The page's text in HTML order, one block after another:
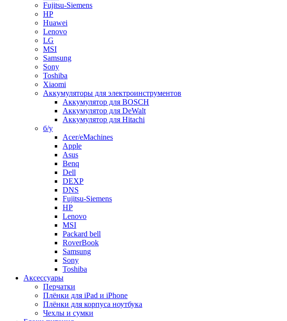
Fujitsu-Siemens
HP
Huawei
Lenovo
LG
MSI
Samsung
Sony
Toshiba
Xiaomi
Аккумуляторы для электроинструментов
Аккумулятор для BOSCH
Аккумулятор для DeWalt
Аккумулятор для Hitachi
б/у
Acer/eMachines
Apple
Asus
Benq
Dell
DEXP
DNS
Fujitsu-Siemens
HP
Lenovo
MSI
Packard bell
RoverBook
Samsung
Sony
Toshiba
Аксессуары
Перчатки
Плёнки для iPad и iPhone
Плёнки для корпуса ноутбука
Чехлы и сумки